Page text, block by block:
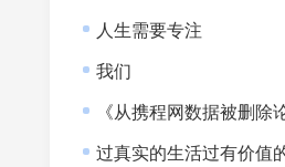
人生需要专注
我们
《从携程网数据被删除论
过真实的生活过有价值